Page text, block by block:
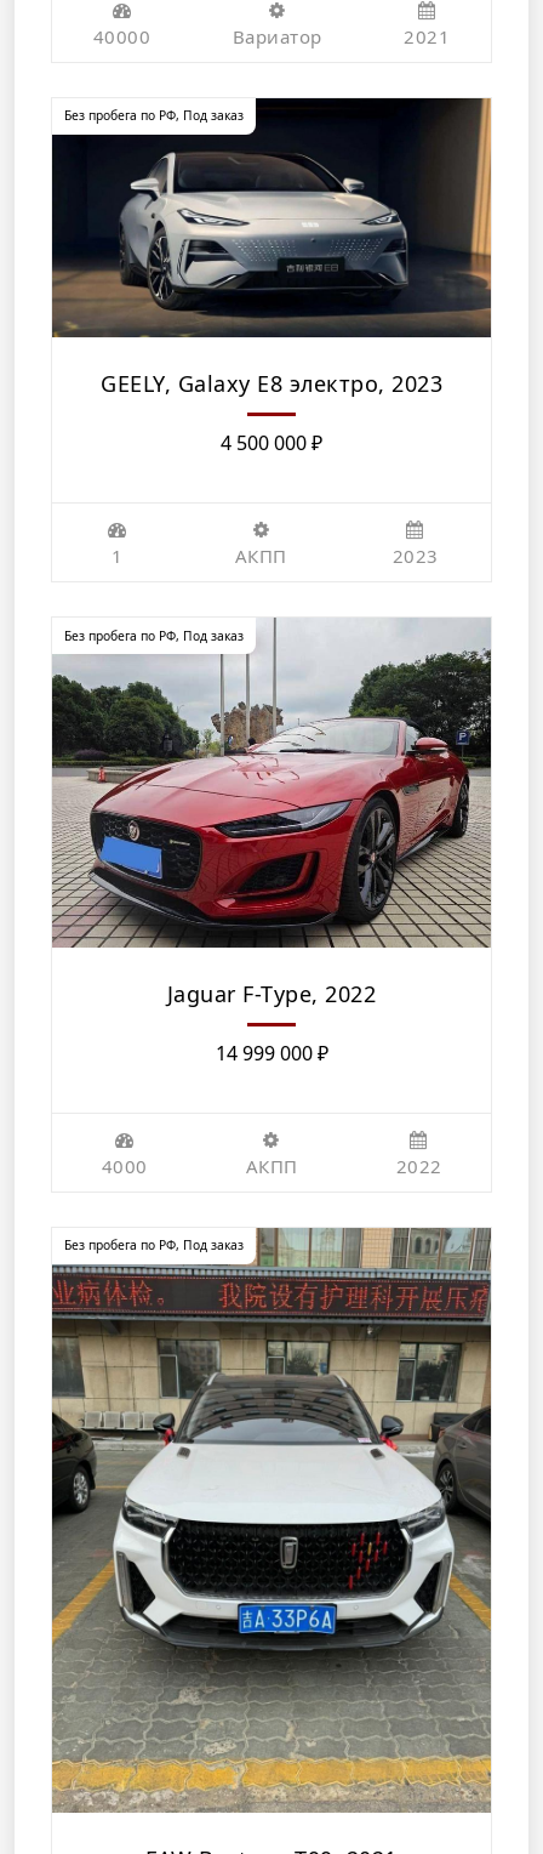
40000 Вариатор 2021
Без пробега по РФ, Под заказ
GEELY, Galaxy E8 электро, 2023
4 500 000₽
1 АКПП 2023
Без пробега по РФ, Под заказ
Jaguar F-Type, 2022
14 999 000₽
4000 АКПП 2022
Без пробега по РФ, Под заказ